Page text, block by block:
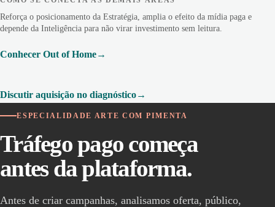
Reforça o posicionamento da Estratégia, amplia o efeito da mídia paga e
depende da Inteligência para não virar investimento sem leitura.
Conhecer Out of Home
Discutir aquisição no diagnóstico
ESPECIALIDADE ARTE COM PIMENTA
Tráfego pago começa
antes da plataforma.
Antes de criar campanhas, analisamos oferta, público,